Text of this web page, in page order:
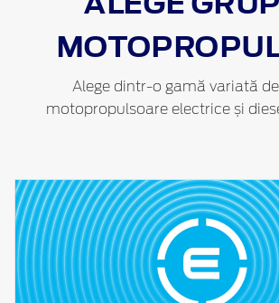
Alege dintr-o gamă variată
motopropulsoare electrice și